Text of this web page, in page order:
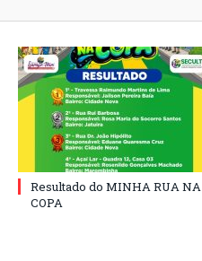
Resultado do MINHA RUA NA
COPA